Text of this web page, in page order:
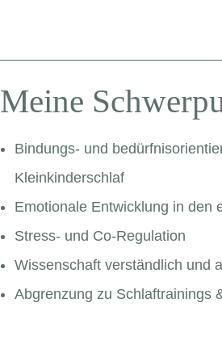
Meine
Bindungs- und
Kleinkinderschlaf
Emotionale Entwicklung in den
Stress- und Co-Regulation
Wissenschaft verständlich und
Abgrenzung zu Schlaftrainings